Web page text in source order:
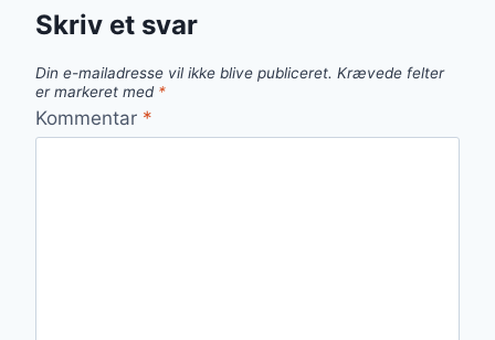
Skriv et svar
Din e-mailadresse vil ikke blive publiceret. Krævede felter
er markeret med *
Kommentar *